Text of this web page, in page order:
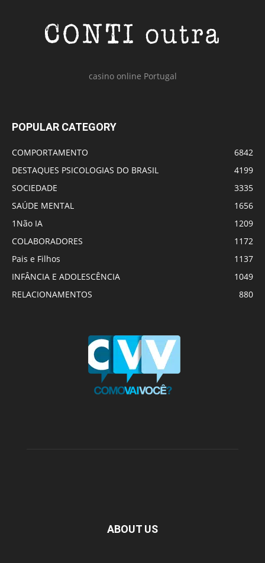
casino online Portugal
POPULAR CATEGORY
COMPORTAMENTO
6842
DESTAQUES PSICOLOGIAS DO BRASIL
4199
SOCIEDADE
3335
SAÚDE MENTAL
1656
1Não IA
1209
COLABORADORES
1172
Pais e Filhos
1137
INFÂNCIA E ADOLESCÊNCIA
1049
RELACIONAMENTOS
880
ABOUT US